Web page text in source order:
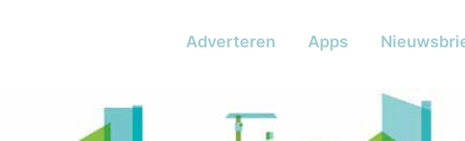
Adverteren Apps